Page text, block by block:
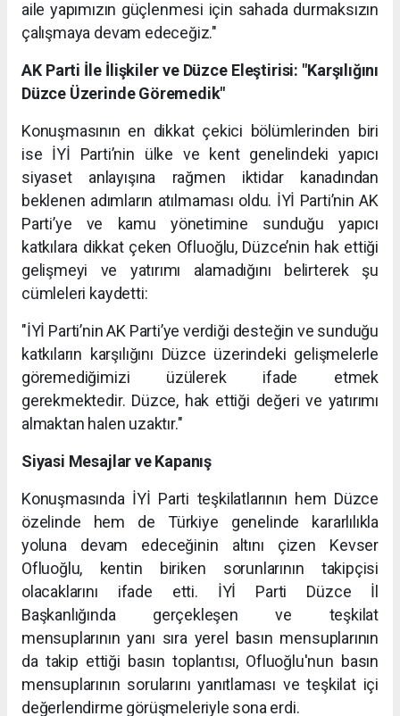
aile yapımızın güçlenmesi için sahada durmaksızın
çalışmaya devam edeceğiz."
AK Parti İle İlişkiler ve Düzce Eleştirisi: "Karşılığını
Düzce Üzerinde Göremedik"
Konuşmasının en dikkat çekici bölümlerinden biri
ise İYİ Parti’nin ülke ve kent genelindeki yapıcı
siyaset anlayışına rağmen iktidar kanadından
beklenen adımların atılmaması oldu. İYİ Parti’nin AK
Parti’ye ve kamu yönetimine sunduğu yapıcı
katkılara dikkat çeken Ofluoğlu, Düzce’nin hak ettiği
gelişmeyi ve yatırımı alamadığını belirterek şu
cümleleri kaydetti:
"İYİ Parti’nin AK Parti’ye verdiği desteğin ve sunduğu
katkıların karşılığını Düzce üzerindeki gelişmelerle
göremediğimizi üzülerek ifade etmek
gerekmektedir. Düzce, hak ettiği değeri ve yatırımı
almaktan halen uzaktır."
Siyasi Mesajlar ve Kapanış
Konuşmasında İYİ Parti teşkilatlarının hem Düzce
özelinde hem de Türkiye genelinde kararlılıkla
yoluna devam edeceğinin altını çizen Kevser
Ofluoğlu, kentin biriken sorunlarının takipçisi
olacaklarını ifade etti. İYİ Parti Düzce İl
Başkanlığında gerçekleşen ve teşkilat
mensuplarının yanı sıra yerel basın mensuplarının
da takip ettiği basın toplantısı, Ofluoğlu'nun basın
mensuplarının sorularını yanıtlaması ve teşkilat içi
değerlendirme görüşmeleriyle sona erdi.